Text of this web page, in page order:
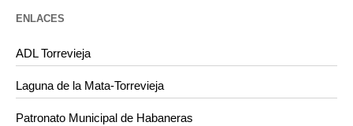
ENLACES
ADL Torrevieja
Laguna de la Mata-Torrevieja
Patronato Municipal de Habaneras